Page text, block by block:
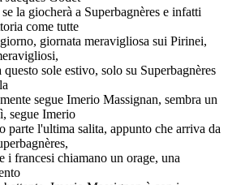
la giocherà a Superbagnères e infatti
come tutte
giornata meravigliosa sui Pirinei,
sole estivo, solo su Superbagnères
segue Imerio Massignan, sembra un
segue Imerio
parte l'ultima salita, appunto che arriva da
i francesi chiamano un orage, una